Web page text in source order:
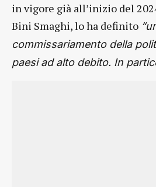
in vigore già all’inizio del
Bini Smaghi, lo ha definito
commissariamento della
paesi ad alto debito. In